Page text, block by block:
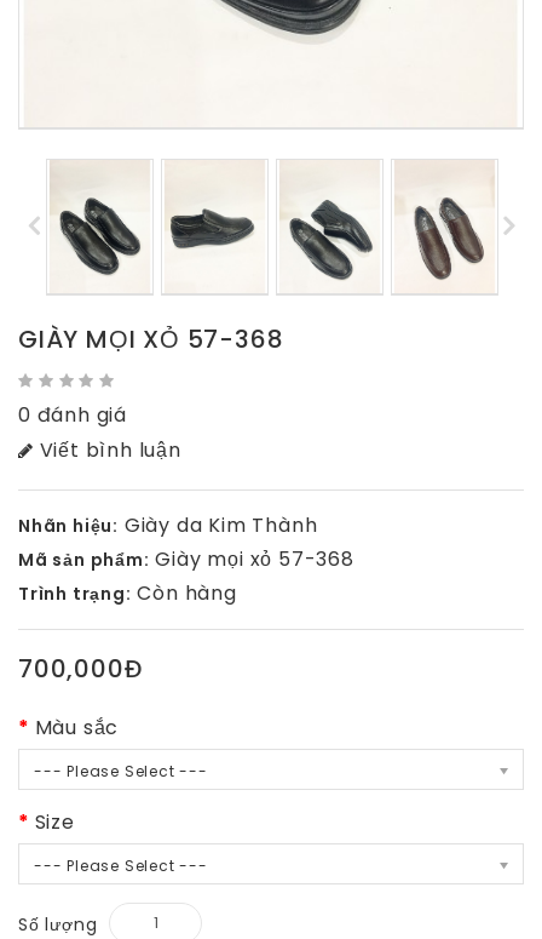
GIÀY MỌI XỎ 57-368
0 đánh giá
Viết bình luận
Nhãn hiệu: Giày da Kim Thành
Mã sản phẩm: Giày mọi xỏ 57-368
Trình trạng: Còn hàng
700,000Đ
Màu sắc
--- Please Select ---
Size
--- Please Select ---
Số lượng